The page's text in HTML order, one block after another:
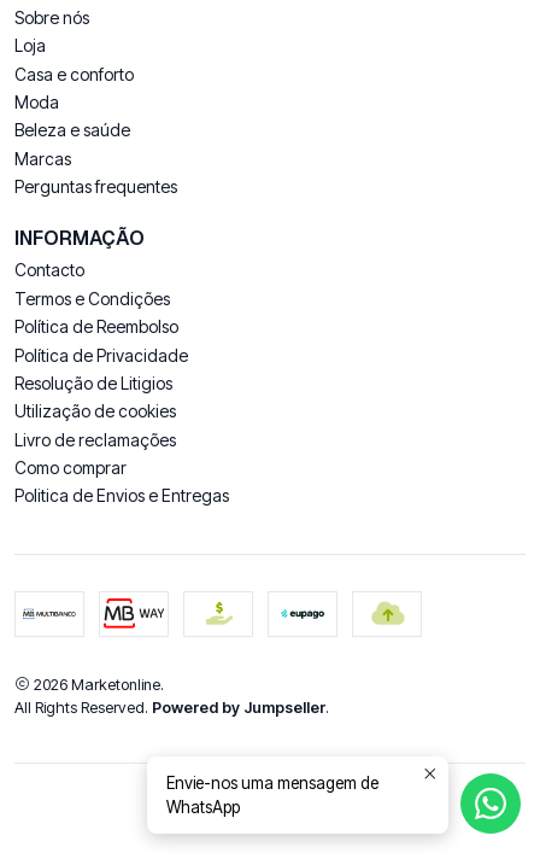
Sobre nós
Loja
Casa e conforto
Moda
Beleza e saúde
Marcas
Perguntas frequentes
INFORMAÇÃO
Contacto
Termos e Condições
Política de Reembolso
Política de Privacidade
Resolução de Litigios
Utilização de cookies
Livro de reclamações
Como comprar
Politica de Envios e Entregas
2026 Marketonline.
All Rights Reserved. Powered by Jumpseller.
DE VOLTA AO TOPO
Envie-nos uma mensagem de
WhatsApp